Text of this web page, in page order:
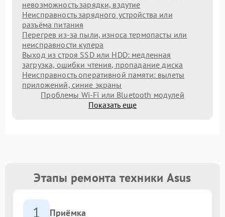
невозможность зарядки, вздутие
Неисправность зарядного устройства или
разъёма питания
Перегрев из‑за пыли, износа термопасты или
неисправности кулера
Выход из строя SSD или HDD: медленная
загрузка, ошибки чтения, пропадание диска
Неисправность оперативной памяти: вылеты
приложений, синие экраны
Проблемы Wi‑Fi или Bluetooth модулей
Показать еще
Этапы ремонта техники Asus
1 Приёмка